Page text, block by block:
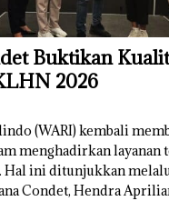
Buktikan
2026
(WARI) kembali
menghadirkan layanan
Hal ini ditunjukkan
Condet, Hendra